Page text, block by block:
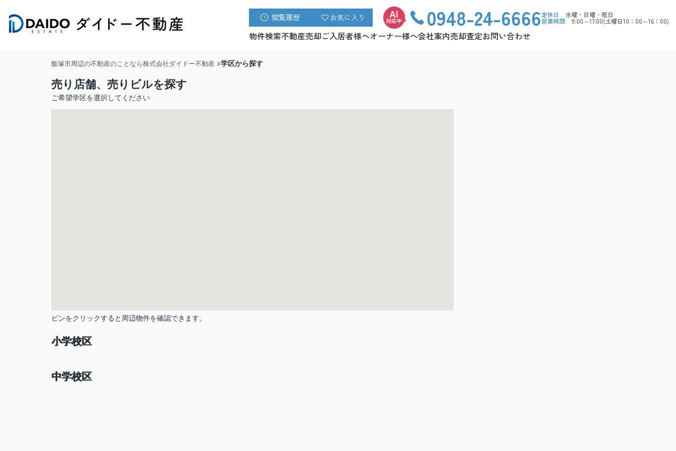
閲覧履歴 お気に入り 0948-24-6666定休日 水曜・日曜・祝日
営業時間 9:00～17:00(土曜日10：00～16：00)
物件検索不動産売却ご入居者様へオーナー様へ会社案内売却査定お問い合わせ
飯塚市周辺の不動産のことなら株式会社ダイドー不動産 学区から探す
売り店舗、売りビルを探す
ご希望学区を選択してください
ピンをクリックすると周辺物件を確認できます。
小学校区
中学校区